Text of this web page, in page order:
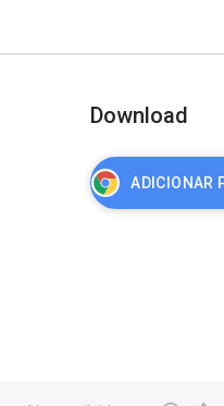
Download
ADICIONAR